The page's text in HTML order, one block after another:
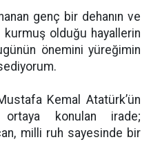
genç bir dehanın ve
kurmuş olduğu hayallerin
önemini yüreğimin
Kemal Atatürk’ün
ortaya konulan irade;
milli ruh sayesinde bir